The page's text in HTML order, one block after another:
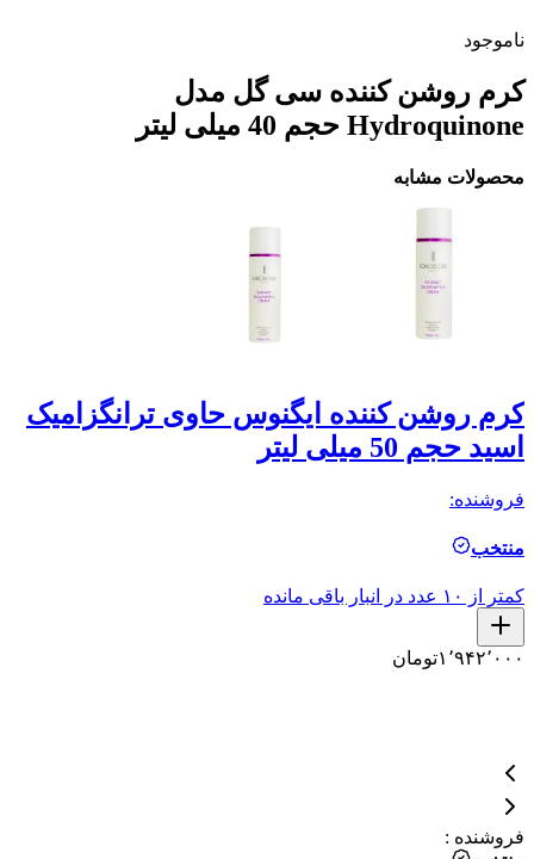
ناموجود
کرم روشن کننده سی گل مدل
Hydroquinone حجم 40 میلی لیتر
محصولات مشابه
کرم روشن کننده ایگنوس حاوی ترانگزامیک
اسید حجم 50 میلی لیتر
فروشنده:
منتخب
کمتر از ۱۰ عدد در انبار باقی مانده
۱٬۹۴۲٬۰۰۰تومان
فروشنده :